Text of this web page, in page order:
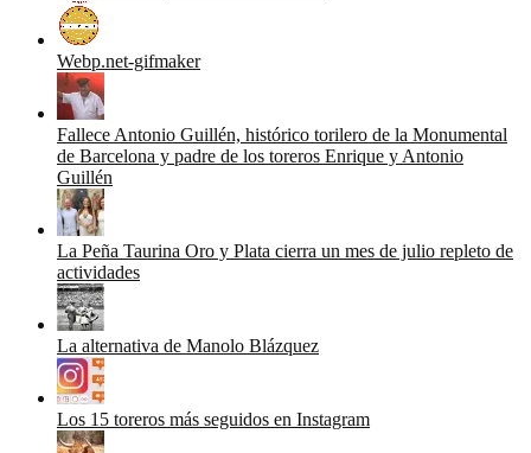
Webp.net-gifmaker
Fallece Antonio Guillén, histórico torilero de la Monumental
de Barcelona y padre de los toreros Enrique y Antonio
Guillén
La Peña Taurina Oro y Plata cierra un mes de julio repleto de
actividades
La alternativa de Manolo Blázquez
Los 15 toreros más seguidos en Instagram